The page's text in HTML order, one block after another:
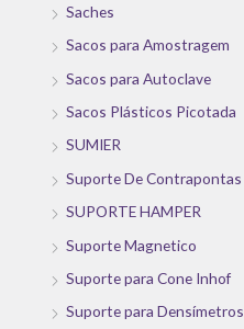
Saches
Sacos para Amostragem
Sacos para Autoclave
Sacos Plásticos Picotada
SUMIER
Suporte De Contrapontas
SUPORTE HAMPER
Suporte Magnetico
Suporte para Cone Inhof
Suporte para Densímetros